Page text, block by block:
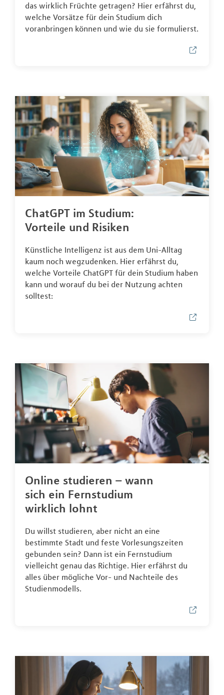
das wirklich Früchte getragen? Hier erfährst du,
welche Vorsätze für dein Studium dich
voranbringen können und wie du sie formulierst.
ChatGPT im Studium:
Vorteile und Risiken
Künstliche Intelligenz ist aus dem Uni-Alltag
kaum noch wegzudenken. Hier erfährst du,
welche Vorteile ChatGPT für dein Studium haben
kann und worauf du bei der Nutzung achten
solltest:
Online studieren – wann
sich ein Fernstudium
wirklich lohnt
Du willst studieren, aber nicht an eine
bestimmte Stadt und feste Vorlesungszeiten
gebunden sein? Dann ist ein Fernstudium
vielleicht genau das Richtige. Hier erfährst du
alles über mögliche Vor- und Nachteile des
Studienmodells.